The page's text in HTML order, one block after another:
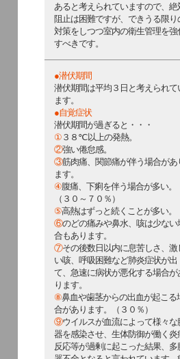
あると考えられていますので、絶
阻止は困難ですが、できうる限り
対策をしつつ室内の衛生管理を強
すべきです。
●潜伏期間
潜伏期間は平均３日と考えられて
ます。
●自覚症状
潜伏期間が過ぎると・・・
①３８℃以上の発熱。
②強い倦怠感。
③筋肉痛、関節痛が伴う場合があ
ます。
④腹痛、下痢を伴う場合が多い。
（３０～７０％）
⑤高熱はずっと続くことが多い。
⑥のどの痛みや鼻水、咳は少ない
合もあります。
⑦その後数日以内に息苦しさ、激
い咳、呼吸困難など肺炎症状が出
て、急速に病状が悪化する場合が
ります。
⑧鼻血や歯茎からの出血が起こる
合があります。（３０％）
⑨ウイルスが血流によって様々な
器を感染させ、生体防御が働く炎
反応等が過剰に起こった結果、多